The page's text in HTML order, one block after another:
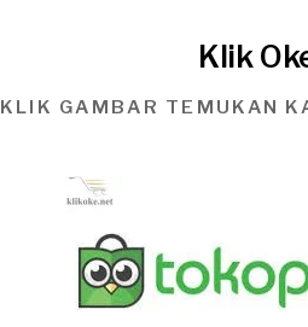
Klik
KLIK GAMBAR TEMUKAN